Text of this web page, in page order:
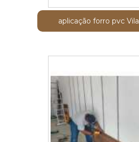
aplicação forro pvc